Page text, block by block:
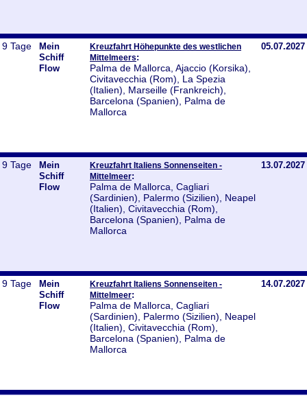
9 Tage
Mein
Schiff
Flow
Kreuzfahrt Höhepunkte des westlichen
Mittelmeers:
Palma de Mallorca, Ajaccio (Korsika),
Civitavecchia (Rom), La Spezia
(Italien), Marseille (Frankreich),
Barcelona (Spanien), Palma de
Mallorca
05.07.2027
9 Tage
Mein
Schiff
Flow
Kreuzfahrt Italiens Sonnenseiten -
Mittelmeer:
Palma de Mallorca, Cagliari
(Sardinien), Palermo (Sizilien), Neapel
(Italien), Civitavecchia (Rom),
Barcelona (Spanien), Palma de
Mallorca
13.07.2027
9 Tage
Mein
Schiff
Flow
Kreuzfahrt Italiens Sonnenseiten -
Mittelmeer:
Palma de Mallorca, Cagliari
(Sardinien), Palermo (Sizilien), Neapel
(Italien), Civitavecchia (Rom),
Barcelona (Spanien), Palma de
Mallorca
14.07.2027